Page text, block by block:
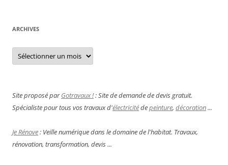
ARCHIVES
Archives
Site proposé parGotravaux !: Site de demande de devis gratuit.
Spécialiste pour tous vos travaux d'électricitédepeinture, décoration...
Je Rénove: Veille numérique dans le domaine de l'habitat. Travaux,
rénovation, transformation, devis ...